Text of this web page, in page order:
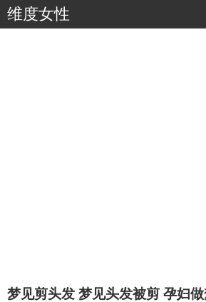
维度女性
梦见剪头发 梦见头发被剪 孕妇